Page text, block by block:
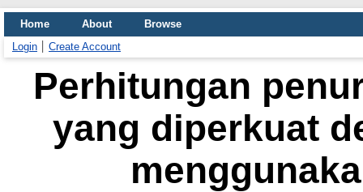
Home About
Browse
Login
Create Account
Perhitungan
yang diperkuat